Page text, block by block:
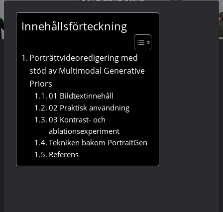
Innehållsförteckning
Porträttvideoredigering med
stöd av Multimodal Generative
Priors
01 Bildtextinnehåll
02 Praktisk användning
03 Kontrast- och
ablationsexperiment
Tekniken bakom PortraitGen
Referens